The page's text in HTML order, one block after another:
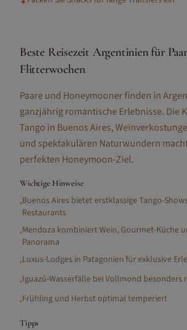
✦
Beste Reisezeit Argentinien für
Flitterwochen
Paare und Honeymooner finden in
ganzjährig romantische Erlebnisse. Die
Tango in Buenos Aires,
und spektakulären Naturwundern
perfekten Honeymoon-Ziel.
Wichtige Hinweise
•Buenos Aires bietet erstklassige Tango-
Restaurants
•Mendoza kombiniert Wein, Gourmet-Küche
Panorama
•Luxus-Lodges in Patagonien für exklusive
•Iguazú-Wasserfälle bei Vollmond besonders
•Frühling und Herbst optimal temperiert
Tipps